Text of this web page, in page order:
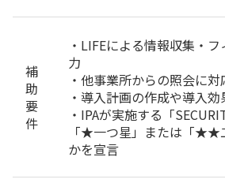
補
助
要
件
・LIFEによる情報収集・
力
・他事業所からの照会に対
・導入計画の作成や導入
・IPAが実施する「
「★一つ星」または「★★
かを宣言